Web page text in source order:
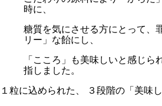
時に、
糖質を気にさせる方にとって、
リー」な飴にし、
「こころ」も美味しいと感じら
指しました。
１粒に込められた、 ３段階の「美味し